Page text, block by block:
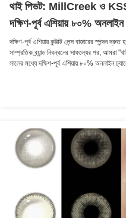
থাই পিভট: MillCreek ও
দক্ষিণ-পূর্ব এশিয়ায় ৮০% অনলাইন
পূর্ব এশিয়া কন্টাক্ট লেন্স
দক্ষিণ-পূর্ব এশিয়ায় কন্টাক্ট লেন্স বাজারের
সাম্প্রতিক ব্র্যান্ড নিবন্ধনের সাফল্যের পর,
সালের মধ্যে দক্ষিণ-পূর্ব এশিয়ায় ৮০% অনলাইন